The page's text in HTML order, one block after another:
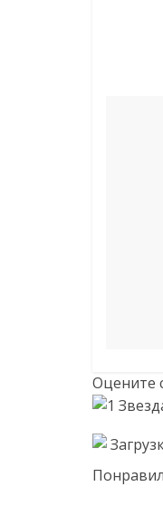
Оцените